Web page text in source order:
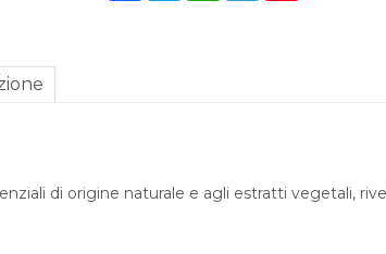
di origine naturale e agli estratti vegetali,